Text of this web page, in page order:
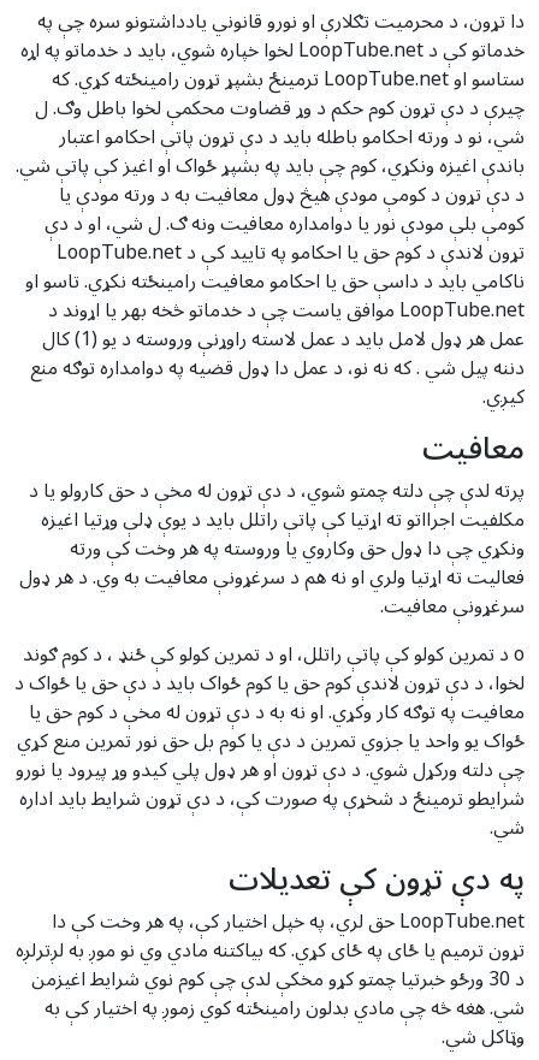
دا تړون، د محرمیت تګلارې او نورو قانوني یادداشتونو سره چې په
خدماتو کې د LoopTube.net لخوا خپاره شوي، باید د خدماتو په اړه
ستاسو او LoopTube.net ترمینځ بشپړ تړون رامینځته کړي. که
چیرې د دې تړون کوم حکم د وړ قضاوت محکمې لخوا باطل وګ. ل
شي، نو د ورته احکامو باطله باید د دې تړون پاتې احکامو اعتبار
باندې اغیزه ونکړي، کوم چې باید په بشپړ ځواک او اغیز کې پاتې شي.
د دې تړون د کومې مودې هیڅ ډول معافیت به د ورته مودې یا
کومې بلې مودې نور یا دوامداره معافیت ونه ګ. ل شي، او د دې
تړون لاندې د کوم حق یا احکامو په تایید کې د LoopTube.net
ناکامي باید د داسې حق یا احکامو معافیت رامینځته نکړي. تاسو او
LoopTube.net موافق یاست چې د خدماتو څخه بهر یا اړوند د
عمل هر ډول لامل باید د عمل لاسته راوړنې وروسته د یو (1) کال
دننه پیل شي . که نه نو، د عمل دا ډول قضیه په دوامداره توګه منع
کیږي.
معافیت
پرته لدې چې دلته چمتو شوي، د دې تړون له مخې د حق کارولو یا د
مکلفیت اجرااتو ته اړتیا کې پاتې راتلل باید د یوې ډلې وړتیا اغیزه
ونکړي چې دا ډول حق وکاروي یا وروسته په هر وخت کې ورته
فعالیت ته اړتیا ولري او نه هم د سرغړونې معافیت به وي. د هر ډول
سرغړونې معافیت.
o د تمرین کولو کې پاتې راتلل، او د تمرین کولو کې ځنډ ، د کوم ګوند
لخوا، د دې تړون لاندې کوم حق یا کوم ځواک باید د دې حق یا ځواک د
معافیت په توګه کار وکړي. او نه به د دې تړون له مخې د کوم حق یا
ځواک یو واحد یا جزوي تمرین د دې یا کوم بل حق نور تمرین منع کړي
چې دلته ورکړل شوي. د دې تړون او هر ډول پلي کیدو وړ پیرود یا نورو
شرایطو ترمینځ د شخړې په صورت کې، د دې تړون شرایط باید اداره
شي.
په دې تړون کې تعدیلات
LoopTube.net حق لري، په خپل اختیار کې، په هر وخت کې دا
تړون ترمیم یا ځای په ځای کړي. که بیاکتنه مادي وي نو موږ به لږترلږه
د 30 ورځو خبرتیا چمتو کړو مخکې لدې چې کوم نوي شرایط اغیزمن
شي. هغه څه چې مادي بدلون رامینځته کوي زموږ په اختیار کې به
وټاکل شي.